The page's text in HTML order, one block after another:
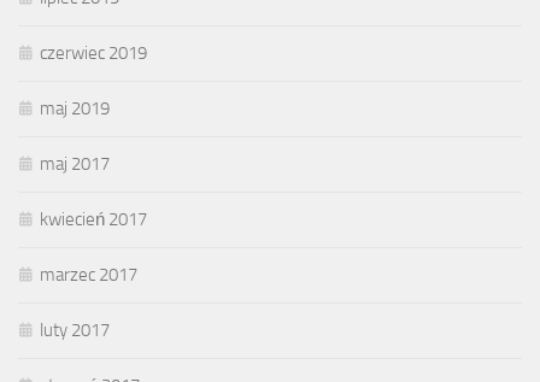
czerwiec 2019
maj 2019
maj 2017
kwiecień 2017
marzec 2017
luty 2017